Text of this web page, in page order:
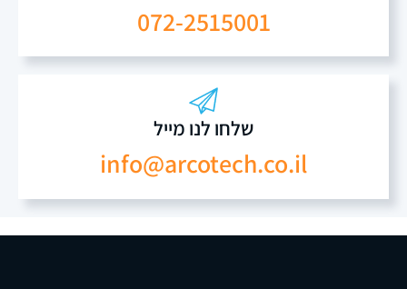
072-2515001
שלחו לנו מייל
info@arcotech.co.il